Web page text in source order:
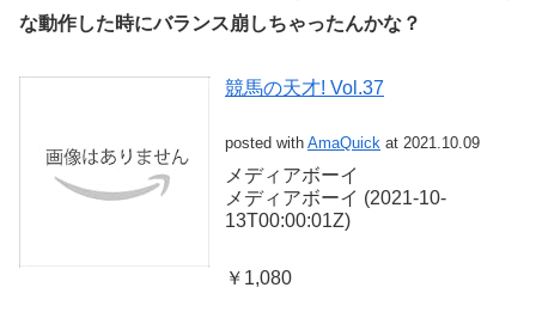
な動作した時にバランス崩しちゃったんかな？
競馬の天才! Vol.37
posted with AmaQuick at 2021.10.09
メディアボーイ
メディアボーイ (2021-10-
13T00:00:01Z)
￥1,080